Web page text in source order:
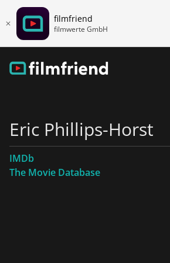
filmfriend
filmwerte GmbH
Eric Phillips-Horst
IMDb
The Movie Database